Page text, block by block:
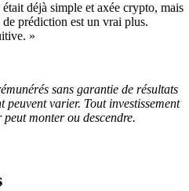
déjà simple et axée crypto, mais
prédiction est un vrai plus.
»
sans garantie de résultats
varier. Tout investissement
monter ou descendre.